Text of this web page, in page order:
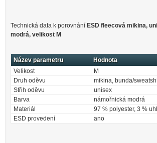
Technická data k porovnání ESD fleecová mikina,
modrá, velikost M
Název parametru
Hodnota
Velikost
M
Druh oděvu
mikina, bunda/
Střih oděvu
unisex
Barva
námořnická modrá
Materiál
97 % polyester, 3 %
ESD provedení
ano